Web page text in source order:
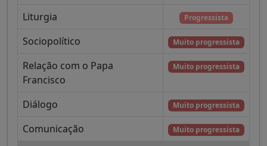
Liturgia Progressista
Sociopolítico Muito progressista
Relação com o Papa
Francisco
Muito progressista
Diálogo Muito progressista
Comunicação Muito progressista